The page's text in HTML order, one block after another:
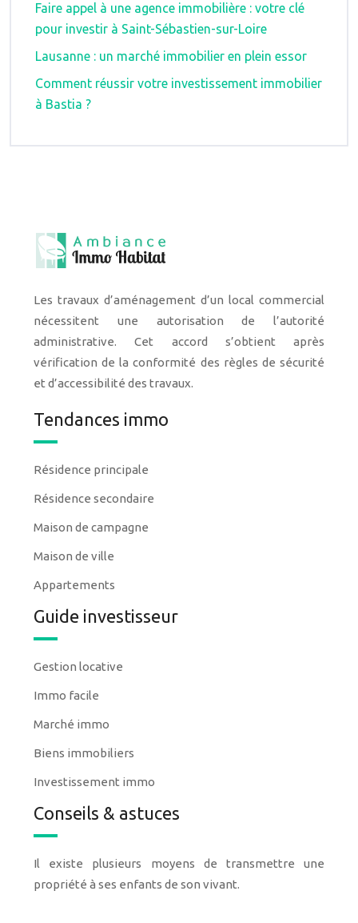
Faire appel à une agence immobilière : votre clé
pour investir à Saint-Sébastien-sur-Loire
Lausanne : un marché immobilier en plein essor
Comment réussir votre investissement immobilier
à Bastia ?
Les travaux d’aménagement d’un local commercial
nécessitent une autorisation de l’autorité
administrative. Cet accord s’obtient après
vérification de la conformité des règles de sécurité
et d’accessibilité des travaux.
Tendances immo
Résidence principale
Résidence secondaire
Maison de campagne
Maison de ville
Appartements
Guide investisseur
Gestion locative
Immo facile
Marché immo
Biens immobiliers
Investissement immo
Conseils & astuces
Il existe plusieurs moyens de transmettre une
propriété à ses enfants de son vivant.